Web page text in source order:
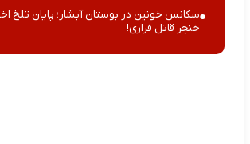
سکانس خونین در بوستان آبشار؛ پایان تلخ
خنجر قاتل فراری!